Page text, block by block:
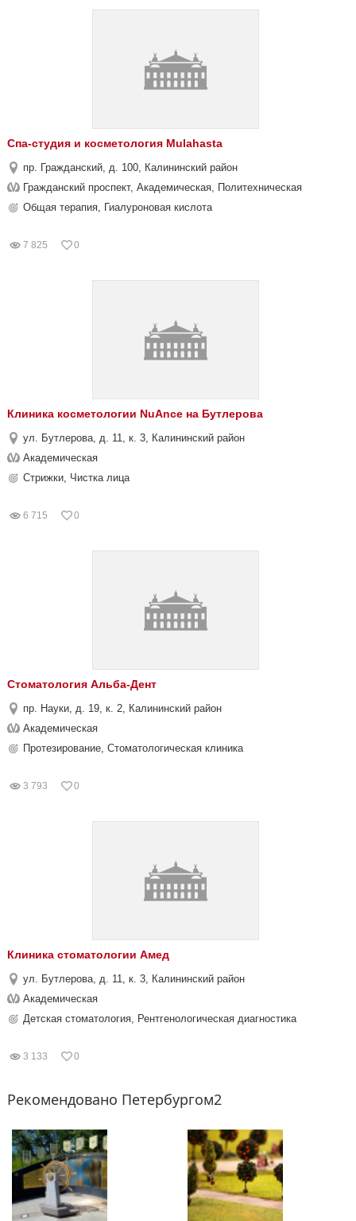
Спа-студия и косметология Mulahasta
пр. Гражданский, д. 100, Калининский район
Гражданский проспект, Академическая, Политехническая
Общая терапия, Гиалуроновая кислота
7 825 0
Клиника косметологии NuAnce на Бутлерова
ул. Бутлерова, д. 11, к. 3, Калининский район
Академическая
Стрижки, Чистка лица
6 715 0
Стоматология Альба-Дент
пр. Науки, д. 19, к. 2, Калининский район
Академическая
Протезирование, Стоматологическая клиника
3 793 0
Клиника стоматологии Амед
ул. Бутлерова, д. 11, к. 3, Калининский район
Академическая
Детская стоматология, Рентгенологическая диагностика
3 133 0
Рекомендовано Петербургом2